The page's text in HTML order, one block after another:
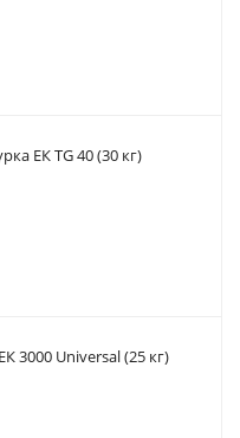
ЕК TG 40 (30 кг)
3000 Universal (25 кг)